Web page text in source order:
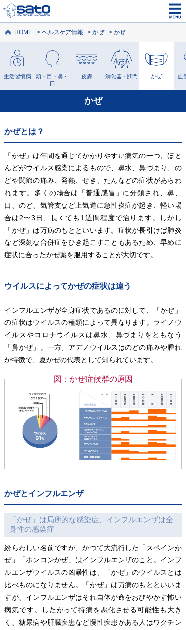
HOME ヘルスケア情報 かぜ かぜ
生活習慣病
頭・目・鼻・
口
皮膚 消化器・肛門 かぜ 血
かぜ
かぜとは？
「かぜ」は年間を通じてかかりやすい病気の一つ。ほと
んどがウイルス感染によるもので、鼻水、鼻づまり、の
どや関節の痛み、発熱、せき、たんなどの症状があらわ
れます。多くの場合は「普通感冒」に分類され、鼻、
口、のど、気管支など上気道に急性炎症が起き、軽い場
合は2〜3日、長くても1週間程度で治ります。しかし
「かぜ」は万病のもとといいます。症状が長引けば肺炎
など深刻な合併症をひき起こすこともあるため、早めに
症状に合ったかぜ薬を服用することが大切です。
ウイルスによってかぜの症状は違う
インフルエンザが全身症状であるのに対して、「かぜ」
の症状はウイルスの種類によって異なります。ライノウ
イルスやコロナウイルスは鼻水、鼻づまりをともなう
「鼻かぜ」。一方、アデノウイルスはのどの痛みや腫れ
が特徴で、夏かぜの代表として知られています。
図：かぜ症候群の原因
かぜとインフルエンザ
「かぜ」は局所的な感染症、インフルエンザは全
身性の感染症
紛らわしい名前ですが、かつて大流行した「スペインか
ぜ」「ホンコンかぜ」はインフルエンザのこと。インフ
ルエンザウイルスの凶暴性は、「かぜ」のウイルスとは
比べものになりません。「かぜ」は万病のもとといいま
すが、インフルエンザはそれ自体が命をおびやかす怖い
病気です。したがって持病を悪化させる可能性も大き
く、糖尿病や肝臓疾患など慢性疾患がある人はワクチン